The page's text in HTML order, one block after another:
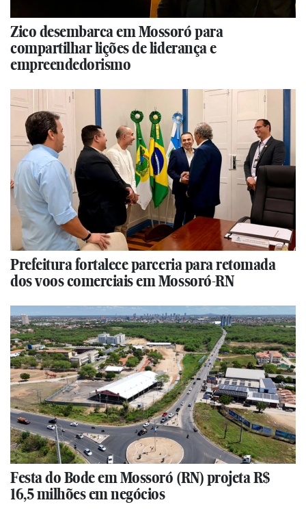
Zico desembarca em Mossoró para
compartilhar lições de liderança e
empreendedorismo
Prefeitura fortalece parceria para retomada
dos voos comerciais em Mossoró-RN
Festa do Bode em Mossoró (RN) projeta R$
16,5 milhões em negócios